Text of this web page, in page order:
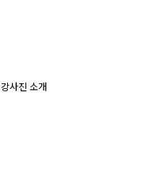
강사진 소개